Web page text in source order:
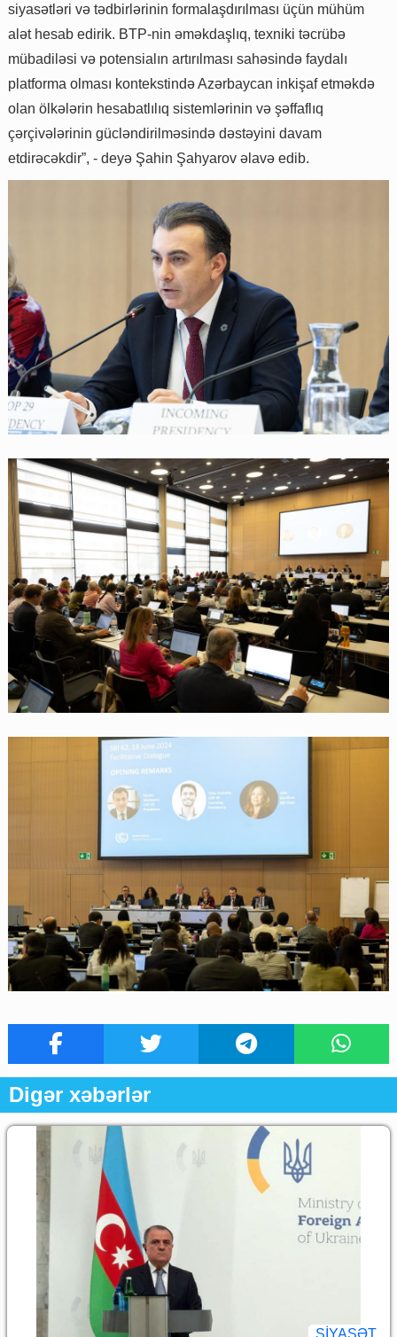
siyasətləri və tədbirlərinin formalaşdırılması üçün mühüm
alət hesab edirik. BTP-nin əməkdaşlıq, texniki təcrübə
mübadiləsi və potensialın artırılması sahəsində faydalı
platforma olması kontekstində Azərbaycan inkişaf etməkdə
olan ölkələrin hesabatlılıq sistemlərinin və şəffaflıq
çərçivələrinin gücləndirilməsində dəstəyini davam
etdirəcəkdir”, - deyə Şahin Şahyarov əlavə edib.
Digər xəbərlər
SİYASƏT